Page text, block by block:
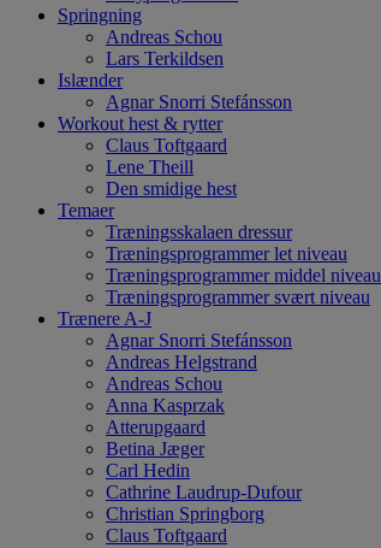
Springning
Andreas Schou
Lars Terkildsen
Islænder
Agnar Snorri Stefánsson
Workout hest & rytter
Claus Toftgaard
Lene Theill
Den smidige hest
Temaer
Træningsskalaen dressur
Træningsprogrammer let niveau
Træningsprogrammer middel niveau
Træningsprogrammer svært niveau
Trænere A-J
Agnar Snorri Stefánsson
Andreas Helgstrand
Andreas Schou
Anna Kasprzak
Atterupgaard
Betina Jæger
Carl Hedin
Cathrine Laudrup-Dufour
Christian Springborg
Claus Toftgaard